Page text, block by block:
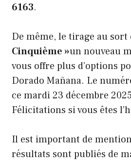
6163.
De même, le tirage au sort
Cinquième »un nouveau
vous offre plus d’options
Dorado Mañana. Le
ce mardi 23 décembre
Félicitations si vous êtes
Il est important de
résultats sont publiés de